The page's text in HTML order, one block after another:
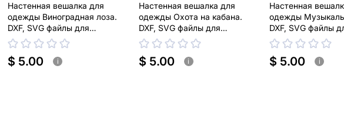
Настенная вешалка для
одежды Виноградная лоза.
DXF, SVG файлы для
плазменной, лазерной резки
$ 5.00 i
Настенная вешалка для
одежды Охота на кабана.
DXF, SVG файлы для
плазменной, лазерной резки
$ 5.00 i
Настенная
одежды
DXF, SVG файлы
плазменной,
$ 5.00 i